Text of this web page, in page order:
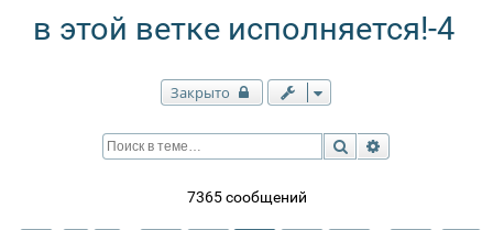
в этой ветке исполняется!-4
Закрыто
Поиск
7365 сообщений